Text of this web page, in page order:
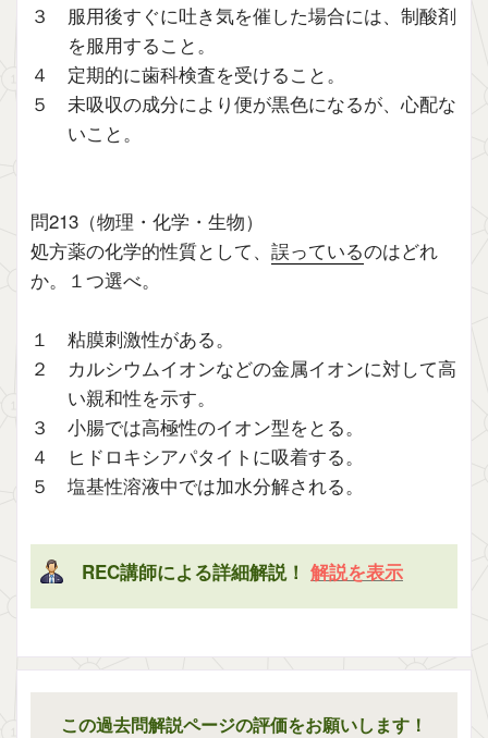
３ 服用後すぐに吐き気を催した場合には、制酸剤
を服用すること。
４ 定期的に歯科検査を受けること。
５ 未吸収の成分により便が黒色になるが、心配な
いこと。
問213（物理・化学・生物）
処方薬の化学的性質として、 誤っているのはどれ
か。１つ選べ。
１ 粘膜刺激性がある。
２ カルシウムイオンなどの金属イオンに対して高
い親和性を示す。
３ 小腸では高極性のイオン型をとる。
４ ヒドロキシアパタイトに吸着する。
５ 塩基性溶液中では加水分解される。
REC講師による詳細解説！ 解説を表示
この過去問解説ページの評価をお願いします！